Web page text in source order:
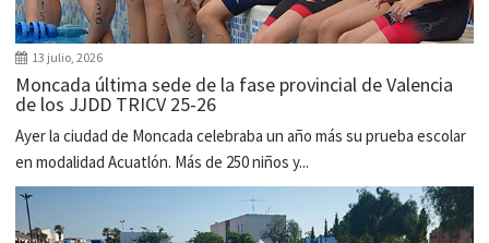
13 julio, 2026
Moncada última sede de la fase provincial de Valencia
de los JJDD TRICV 25-26
Ayer la ciudad de Moncada celebraba un año más su prueba escolar
en modalidad Acuatlón. Más de 250 niños y...